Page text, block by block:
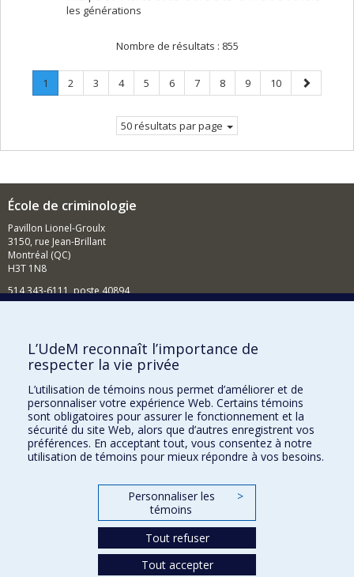
les générations
Nombre de résultats : 855
Page
1
Page
Page
2 Page
3 Page
4 Page
5 Page
6 Page
7 Page
8 Page
9 Page
10
Page
suivante
50 résultats par page
École de criminologie
Pavillon Lionel-Groulx
3150, rue Jean-Brillant
Montréal (QC)
H3T 1N8
514 343-6111, poste 40894
Comment soutenir l'École?
BESOIN D'AIDE?
Plan du site
Signaler une erreur
Accessibilité
FACULTÉ DES ARTS ET DES SCIENCES
Nos départements et écoles
L’UdeM reconnaît l’importance de
respecter la vie privée
L’utilisation de témoins nous permet d’améliorer et de
personnaliser votre expérience Web. Certains témoins
sont obligatoires pour assurer le fonctionnement et la
sécurité du site Web, alors que d’autres enregistrent vos
préférences. En acceptant tout, vous consentez à notre
utilisation de témoins pour mieux répondre à vos besoins.
Personnaliser les
témoins
>
Tout refuser
Tout accepter